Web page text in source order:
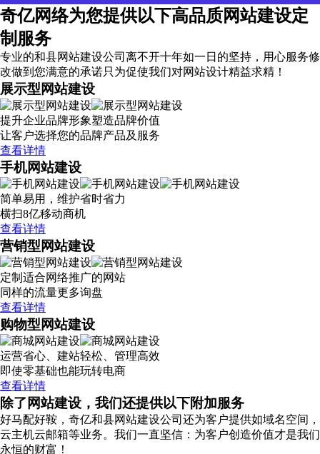
奇亿网络为您提供以下高品质网站建设定
制服务
专业的和县网站建设公司离不开十年如一日的坚持， 用心服务修
改做到您满意的承诺只为促使我们对网站设计精益求精！
展示型网站建设
提升企业品牌形象塑造品牌价值
让客户选择您的品牌产品及服务
查看详情
手机网站建设
简单易用，维护省时省力
横扫8亿移动商机
查看详情
营销型网站建设
定制适合网络推广的网站
同样的流量更多询盘
查看详情
购物型网站建设
运营省心、建站轻松、管理高效
即使零基础也能玩转电商
查看详情
除了网站建设，我们还提供以下附加服务
好马配好鞍，奇亿和县网站建设公司还为客户提供如域名空间，
云主机云邮箱等业务。我们一直坚信：为客户创造价值才是我们
永恒的财富！